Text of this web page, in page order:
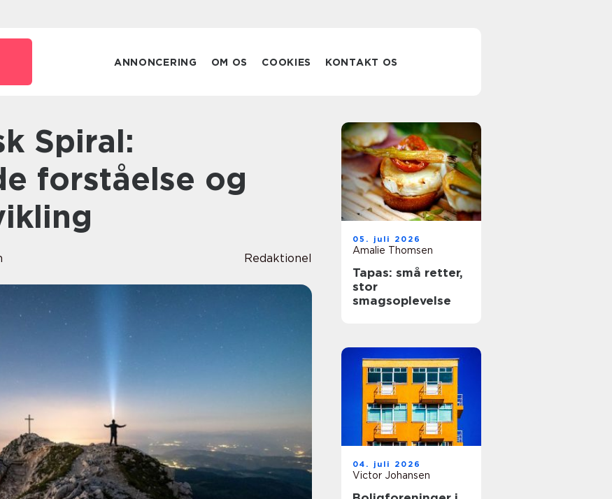
ANNONCERING OM OS COOKIES KONTAKT OS
forståelse og
Redaktionel
05. juli 2026
Amalie Thomsen
Tapas: små retter,
stor
smagsoplevelse
04. juli 2026
Victor Johansen